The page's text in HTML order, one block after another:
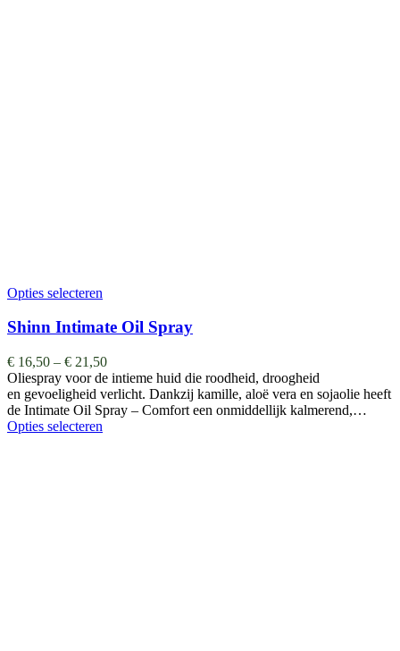
Opties selecteren
Shinn Intimate Oil Spray
€ 16,50 – € 21,50
Oliespray voor de intieme huid die roodheid, droogheid
en gevoeligheid verlicht. Dankzij kamille, aloë vera en sojaolie heeft
de Intimate Oil Spray – Comfort een onmiddellijk kalmerend,…
Opties selecteren